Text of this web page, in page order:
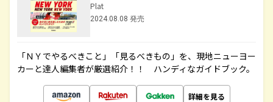
Plat
2024.08.08 発売
「ＮＹでやるべきこと」「見るべきもの」を、現地ニューヨー
カーと達人編集者が厳選紹介！！ ハンディなガイドブック。
詳細を見る